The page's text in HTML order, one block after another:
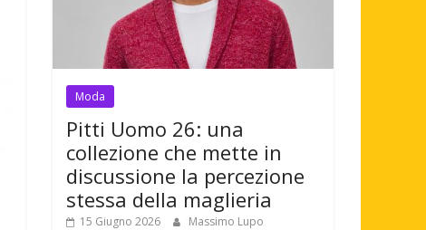
Moda
Pitti Uomo 26: una
collezione che mette in
discussione la percezione
stessa della maglieria
15 Giugno 2026 Massimo Lupo